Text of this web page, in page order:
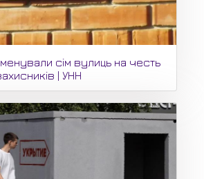
сім вулиць на честь
| УНН